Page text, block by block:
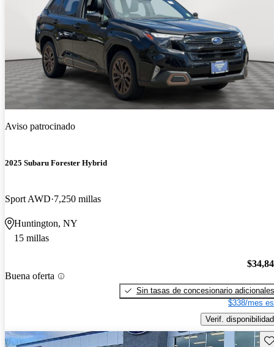
Aviso patrocinado
2025 Subaru Forester Hybrid
Sport AWD 7,250 millas
Huntington, NY
15 millas
Buena oferta
Sin tasas de concesionario adicionales
$338/mes
Verif. disponibilidad